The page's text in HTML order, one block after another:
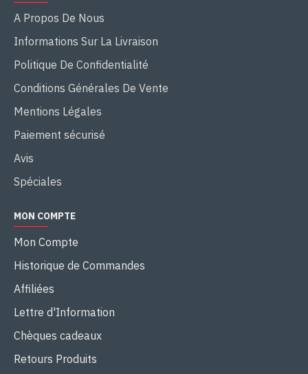
A Propos De Nous
Informations Sur La Livraison
Politique De Confidentialité
Conditions Générales De Vente
Mentions Légales
Paiement sécurisé
Avis
Spéciales
MON COMPTE
Mon Compte
Historique de Commandes
Affiliées
Lettre d'Information
Chèques cadeaux
Retours Produits